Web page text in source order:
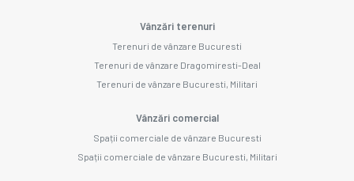
Vânzări terenuri
Terenuri de vânzare Bucuresti
Terenuri de vânzare Dragomiresti-Deal
Terenuri de vânzare Bucuresti, Militari
Vânzări comercial
Spații comerciale de vânzare Bucuresti
Spații comerciale de vânzare Bucuresti, Militari